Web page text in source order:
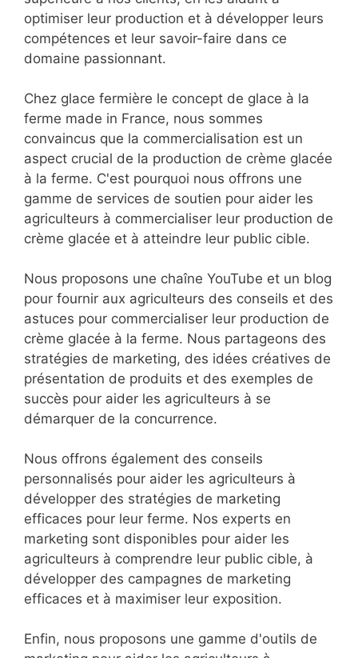
optimiser leur production et à développer leurs
compétences et leur savoir-faire dans ce
domaine passionnant.
Chez glace fermière le concept de glace à la
ferme made in France, nous sommes
convaincus que la commercialisation est un
aspect crucial de la production de crème glacée
à la ferme. C'est pourquoi nous offrons une
gamme de services de soutien pour aider les
agriculteurs à commercialiser leur production de
crème glacée et à atteindre leur public cible.
Nous proposons une chaîne YouTube et un blog
pour fournir aux agriculteurs des conseils et des
astuces pour commercialiser leur production de
crème glacée à la ferme. Nous partageons des
stratégies de marketing, des idées créatives de
présentation de produits et des exemples de
succès pour aider les agriculteurs à se
démarquer de la concurrence.
Nous offrons également des conseils
personnalisés pour aider les agriculteurs à
développer des stratégies de marketing
efficaces pour leur ferme. Nos experts en
marketing sont disponibles pour aider les
agriculteurs à comprendre leur public cible, à
développer des campagnes de marketing
efficaces et à maximiser leur exposition.
Enfin, nous proposons une gamme d'outils de